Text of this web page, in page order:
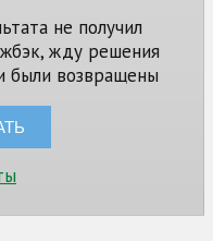
не получил
жду решения
были возвращены